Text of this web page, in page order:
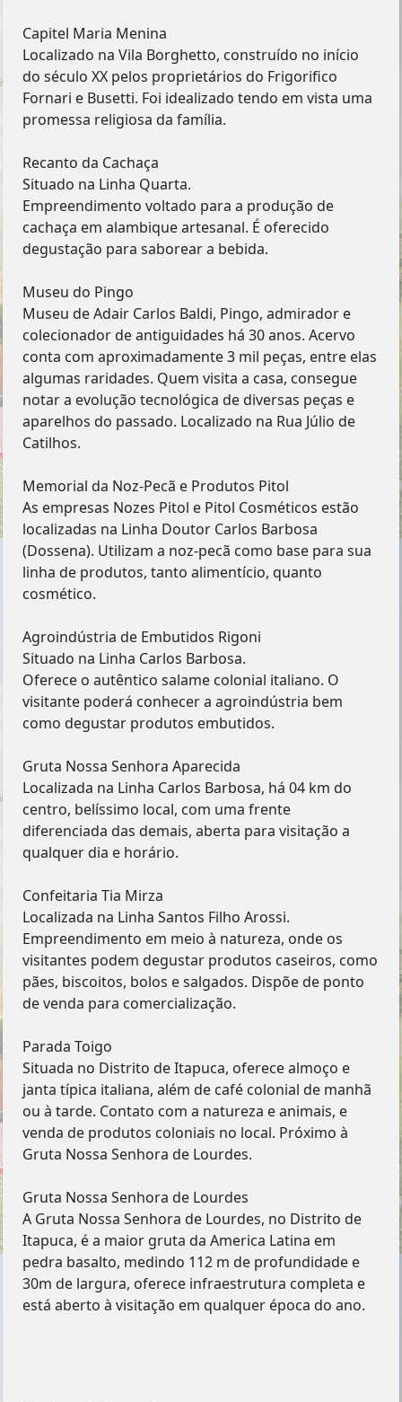
Capitel Maria Menina
Localizado na Vila Borghetto, construído no início
do século XX pelos proprietários do Frigorifico
Fornari e Busetti. Foi idealizado tendo em vista uma
promessa religiosa da família.
Recanto da Cachaça
Situado na Linha Quarta.
Empreendimento voltado para a produção de
cachaça em alambique artesanal. É oferecido
degustação para saborear a bebida.
Museu do Pingo
Museu de Adair Carlos Baldi, Pingo, admirador e
colecionador de antiguidades há 30 anos. Acervo
conta com aproximadamente 3 mil peças, entre elas
algumas raridades. Quem visita a casa, consegue
notar a evolução tecnológica de diversas peças e
aparelhos do passado. Localizado na Rua Júlio de
Catilhos.
Memorial da Noz-Pecã e Produtos Pitol
As empresas Nozes Pitol e Pitol Cosméticos estão
localizadas na Linha Doutor Carlos Barbosa
(Dossena). Utilizam a noz-pecã como base para sua
linha de produtos, tanto alimentício, quanto
cosmético.
Agroindústria de Embutidos Rigoni
Situado na Linha Carlos Barbosa.
Oferece o autêntico salame colonial italiano. O
visitante poderá conhecer a agroindústria bem
como degustar produtos embutidos.
Gruta Nossa Senhora Aparecida
Localizada na Linha Carlos Barbosa, há 04 km do
centro, belíssimo local, com uma frente
diferenciada das demais, aberta para visitação a
qualquer dia e horário.
Confeitaria Tia Mirza
Localizada na Linha Santos Filho Arossi.
Empreendimento em meio à natureza, onde os
visitantes podem degustar produtos caseiros, como
pães, biscoitos, bolos e salgados. Dispõe de ponto
de venda para comercialização.
Parada Toigo
Situada no Distrito de Itapuca, oferece almoço e
janta típica italiana, além de café colonial de manhã
ou à tarde. Contato com a natureza e animais, e
venda de produtos coloniais no local. Próximo à
Gruta Nossa Senhora de Lourdes.
Gruta Nossa Senhora de Lourdes
A Gruta Nossa Senhora de Lourdes, no Distrito de
Itapuca, é a maior gruta da America Latina em
pedra basalto, medindo 112 m de profundidade e
30m de largura, oferece infraestrutura completa e
está aberto à visitação em qualquer época do ano.